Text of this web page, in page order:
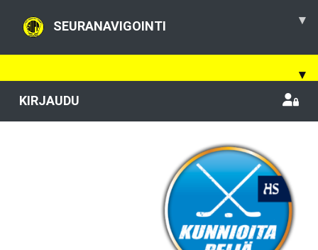
SEURANAVIGOINTI ▾
▾
KIRJAUDU